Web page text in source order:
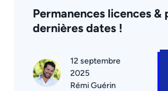
Permanences licences &
dernières dates !
12 septembre
2025
Rémi Guérin